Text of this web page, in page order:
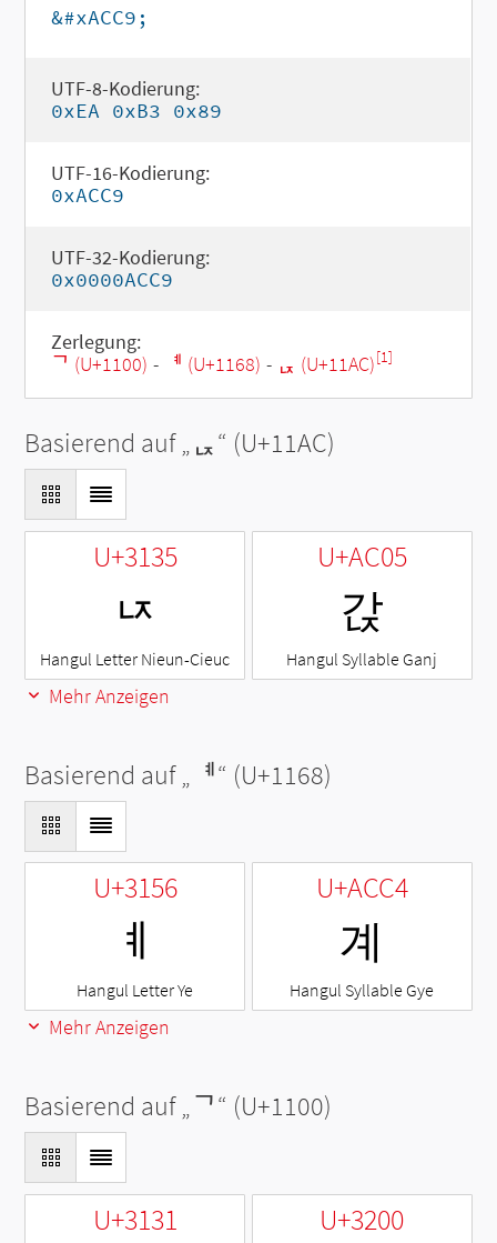
&#xACC9;
UTF-8-Kodierung:
0xEA 0xB3 0x89
UTF-16-Kodierung:
0xACC9
UTF-32-Kodierung:
0x0000ACC9
Zerlegung:
ᄀ (U+1100) - ᅨ (U+1168) - ᆬ (U+11AC)[1]
Basierend auf „ᆬ“ (U+11AC)
U+3135
ㄵ
Hangul Letter Nieun-Cieuc
U+AC05
갅
Hangul Syllable Ganj
Mehr Anzeigen
Basierend auf „ ᅨ“ (U+1168)
U+3156
ㅖ
Hangul Letter Ye
U+ACC4
계
Hangul Syllable Gye
Mehr Anzeigen
Basierend auf „ᄀ“ (U+1100)
U+3131 U+3200